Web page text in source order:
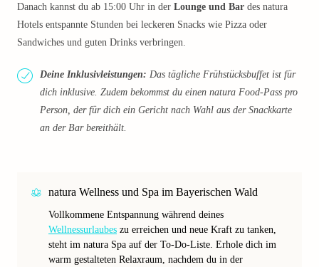
Danach kannst du ab 15:00 Uhr in der Lounge und Bar des natura
Hotels entspannte Stunden bei leckeren Snacks wie Pizza oder
Sandwiches und guten Drinks verbringen.
Deine Inklusivleistungen: Das tägliche Frühstücksbuffet ist für
dich inklusive. Zudem bekommst du einen natura Food-Pass pro
Person, der für dich ein Gericht nach Wahl aus der Snackkarte
an der Bar bereithält.
natura Wellness und Spa im Bayerischen Wald
Vollkommene Entspannung während deines
Wellnessurlaubes zu erreichen und neue Kraft zu tanken,
steht im natura Spa auf der To-Do-Liste. Erhole dich im
warm gestalteten Relaxraum, nachdem du in der